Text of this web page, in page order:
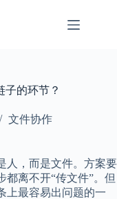
子的环节？
文件协作
人，而是文件。方案要
离不开“传文件”。但
上最容易出问题的一